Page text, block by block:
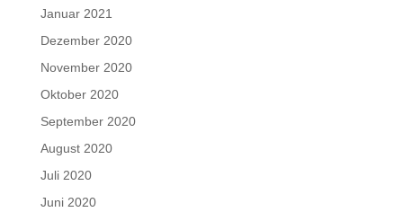
Januar 2021
Dezember 2020
November 2020
Oktober 2020
September 2020
August 2020
Juli 2020
Juni 2020